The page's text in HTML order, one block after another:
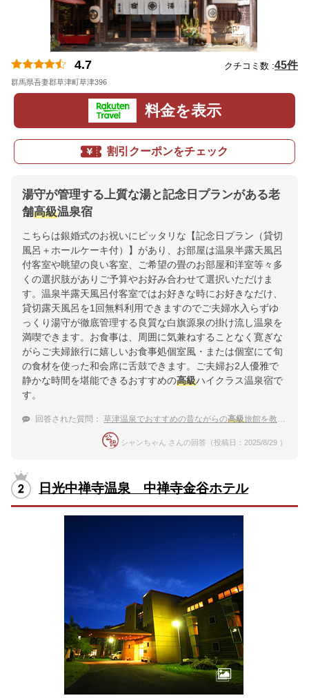
4.7 クチコミ数 :45件
群馬県吾妻郡草津町草津396
料金を表示
割引クーポンをチェック
湯守が管理する上質な湯と記念日プランがある老
舗高級温泉宿
こちらは銀婚式のお祝いにピッタリな【記念日プラン（貸切
風呂＋ホールケーキ付）】があり、お部屋は温泉半露天風呂
付客室や眺望の良い客室、ご希望の畳のお部屋和洋室等々多
くの選択肢がありご予算やお好み合わせて選択いただけま
す。温泉半露天風呂付客室ではお好きな時にお好きなだけ、
貸切露天風呂を1回無料利用できますのでご夫婦水入らずゆ
っくり湯守が徹底管理する良質な白旗源泉の掛け流し温泉を
満喫できます。お食事は、周囲に気兼ねすることなく寛ぎな
がらご夫婦旅行に嬉しいお食事処個室風・または個室にて旬
の食材を使った和会席に舌鼓できます。ご夫婦お2人優雅で
静かな時間を堪能できるおすすめの高級ハイクラス温泉宿で
す。
回答された質問： 草津温泉でおすすめの昔ながらの高級旅館を教えて！
シャンちゃん さんの回答（投稿日：2025/8/29 ）
日光中禅寺温泉 中禅寺金谷ホテル